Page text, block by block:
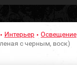
Интерьер
Освещение
с черным, воск)